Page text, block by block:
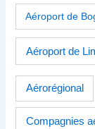
Aéroport de
Aéroport de
Aérorégional
Compagnies